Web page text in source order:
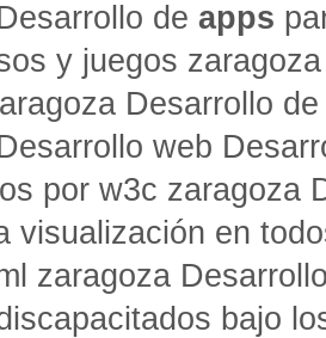
de apps
y juegos
Desarrollo
web
por w3c zaragoza
visualización en
zaragoza
bajo